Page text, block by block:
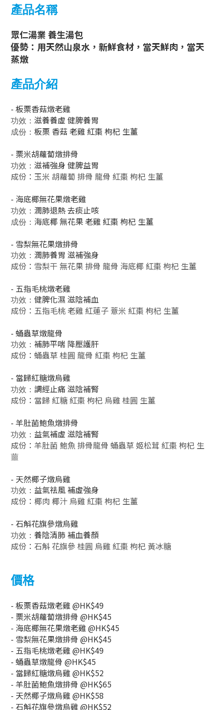
產品名稱
眾仁湯業 養生湯包
優勢：用天然山泉水，新鮮食材，當天鮮肉，當天
蒸燉
產品介紹
- 板栗香菇燉老雞
功效： 滋養養虛 健脾養胃
成份： 板栗 香菇 老雞 紅棗 枸杞 生薑
- 栗米胡蘿蔔燉排骨
功效： 滋補強身 健脾益胃
成份：玉米 胡蘿蔔 排骨 龍骨 紅棗 枸杞 生薑
- 海底椰無花果燉老雞
功效： 潤肺退熱 去痰止咳
成份： 海底椰 無花果 老雞 紅棗 枸杞 生薑
- 雪梨無花果燉排骨
功效： 潤肺養胃 滋補強身
成份：雪梨干 無花果 排骨 龍骨 海底椰 紅棗 枸杞 生薑
- 五指毛桃燉老雞
功效： 健脾化濕 滋陰補血
成份：五指毛桃 老雞 紅蓮子 薏米 紅棗 枸杞 生薑
- 蛹蟲草燉龍骨
功效： 補肺平喘 降壓護肝
成份：蛹蟲草 桂圓 龍骨 紅棗 枸杞 生薑
- 當歸紅糖燉烏雞
功效： 調經止痛 滋陰補腎
成份：當歸 紅糖 紅棗 枸杞 烏雞 桂圓 生薑
- 羊肚菌鮑魚燉排骨
功效： 益氣補虛 滋陰補腎
成份：羊肚菌 鮑魚 排骨龍骨 蛹蟲草 姬松茸 紅棗 枸杞 生
蘁
- 天然椰子燉烏雞
功效： 益氣祛風 補虛強身
成份：椰肉 椰汁 烏雞 紅棗 枸杞 生薑
- 石斛花旗參燉烏雞
功效： 養陰清肺 補血養顏
成份：石斛 花旗參 桂圓 烏雞 紅棗 枸杞 黃冰糖
價格
- 板栗香菇燉老雞 @HK$49
- 栗米胡蘿蔔燉排骨 @HK$45
- 海底椰無花果燉老雞@HK$45
- 雪梨無花果燉排骨 @HK$45
- 五指毛桃燉老雞@HK$49
- 蛹蟲草燉龍骨 @HK$45
- 當歸紅糖燉烏雞@HK$52
- 羊肚菌鮑魚燉排骨 @HK$65
- 天然椰子燉烏雞@HK$58
- 石斛花旗參燉烏雞@HK$52